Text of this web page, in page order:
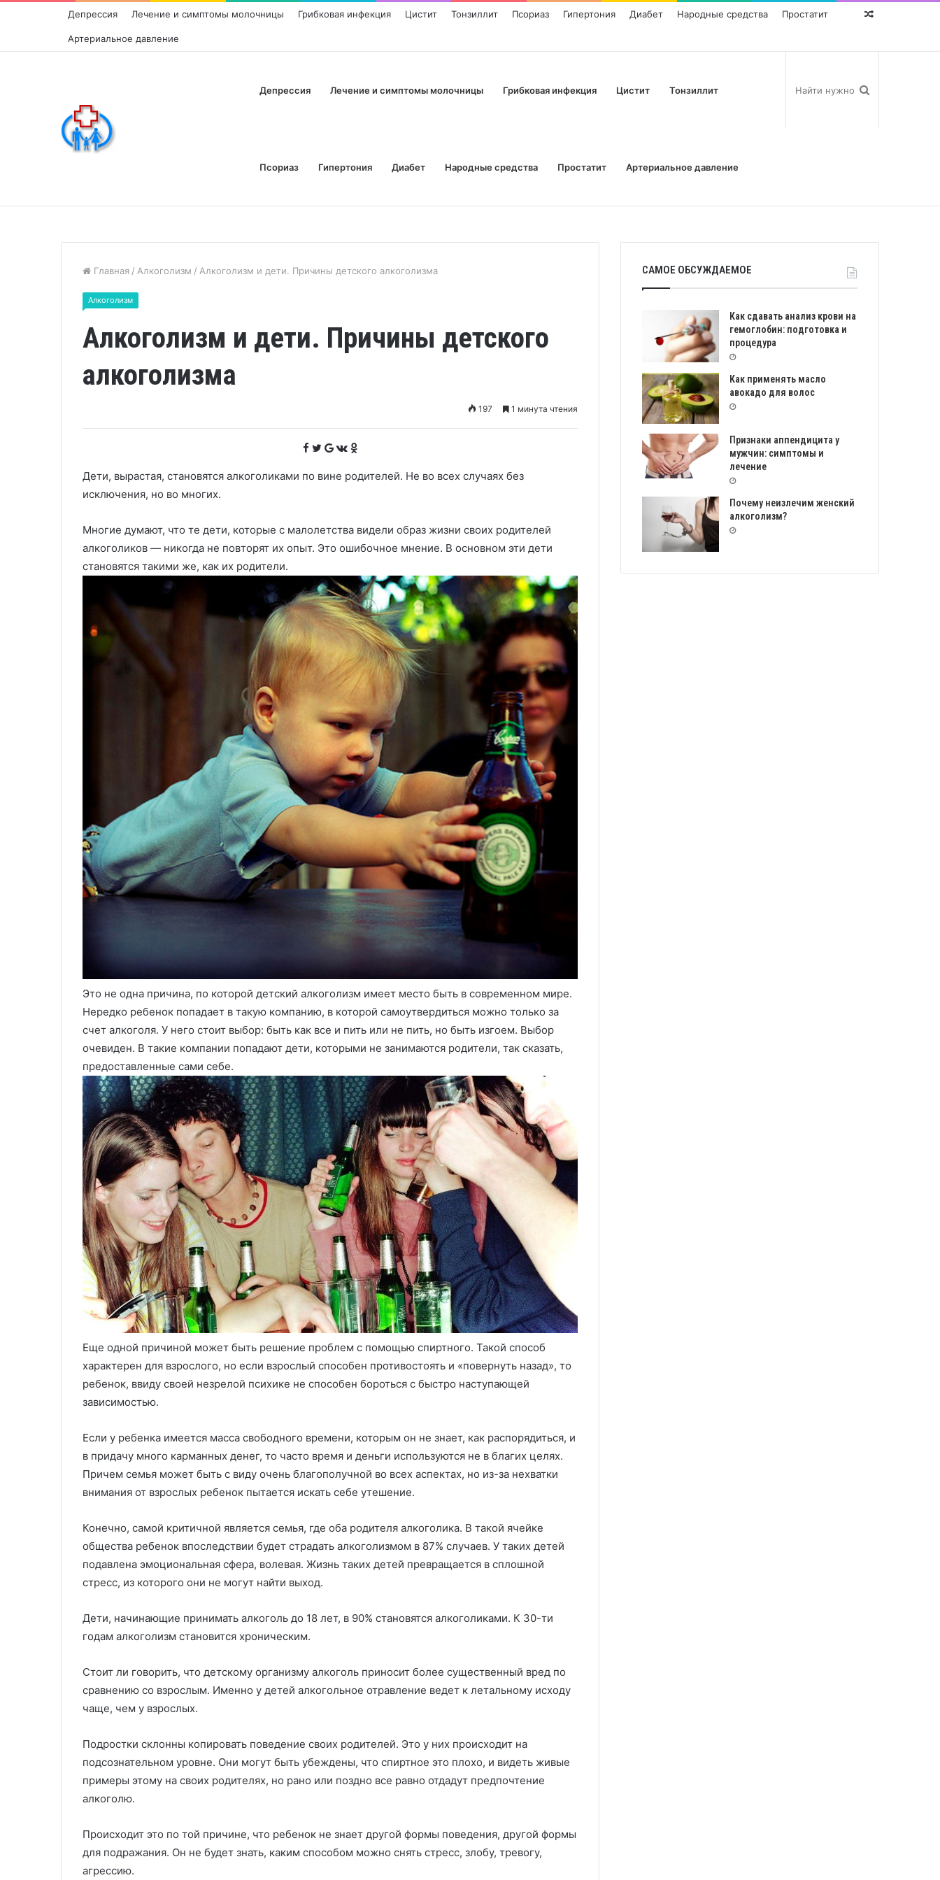
Депрессия Лечение и симптомы молочницы Грибковая инфекция Цистит Тонзиллит Псориаз Гипертония Диабет Народные средства Простатит
Артериальное давление
Random
Депрессия Лечение и симптомы молочницы Грибковая инфекция Цистит Тонзиллит
Псориаз Гипертония Диабет Народные средства Простатит Артериальное давление
Главная / Алкоголизм / Алкоголизм и дети. Причины детского алкоголизма
Алкоголизм
Алкоголизм и дети. Причины детского
алкоголизма
197 1 минута чтения
F
a
b
o
T
w
t
e
G
o
l
e
V
K
t
a
k
l
i
Дети, вырастая, становятся алкоголиками по вине родителей. Не во всех случаях без
исключения, но во многих.
Многие думают, что те дети, которые с малолетства видели образ жизни своих родителей
алкоголиков — никогда не повторят их опыт. Это ошибочное мнение. В основном эти дети
становятся такими же, как их родители.
Это не одна причина, по которой детский алкоголизм имеет место быть в современном мире.
Нередко ребенок попадает в такую компанию, в которой самоутвердиться можно только за
счет алкоголя. У него стоит выбор: быть как все и пить или не пить, но быть изгоем. Выбор
очевиден. В такие компании попадают дети, которыми не занимаются родители, так сказать,
предоставленные сами себе.
Еще одной причиной может быть решение проблем с помощью спиртного. Такой способ
характерен для взрослого, но если взрослый способен противостоять и «повернуть назад», то
ребенок, ввиду своей незрелой психике не способен бороться с быстро наступающей
зависимостью.
Если у ребенка имеется масса свободного времени, которым он не знает, как распорядиться, и
в придачу много карманных денег, то часто время и деньги используются не в благих целях.
Причем семья может быть с виду очень благополучной во всех аспектах, но из-за нехватки
внимания от взрослых ребенок пытается искать себе утешение.
Конечно, самой критичной является семья, где оба родителя алкоголика. В такой ячейке
общества ребенок впоследствии будет страдать алкоголизмом в 87% случаев. У таких детей
подавлена эмоциональная сфера, волевая. Жизнь таких детей превращается в сплошной
стресс, из которого они не могут найти выход.
Дети, начинающие принимать алкоголь до 18 лет, в 90% становятся алкоголиками. К 30-ти
годам алкоголизм становится хроническим.
Стоит ли говорить, что детскому организму алкоголь приносит более существенный вред по
сравнению со взрослым. Именно у детей алкогольное отравление ведет к летальному исходу
чаще, чем у взрослых.
Подростки склонны копировать поведение своих родителей. Это у них происходит на
подсознательном уровне. Они могут быть убеждены, что спиртное это плохо, и видеть живые
примеры этому на своих родителях, но рано или поздно все равно отдадут предпочтение
алкоголю.
Происходит это по той причине, что ребенок не знает другой формы поведения, другой формы
для подражания. Он не будет знать, каким способом можно снять стресс, злобу, тревогу,
агрессию.
САМОЕ ОБСУЖДАЕМОЕ
Как сдавать анализ крови на
гемоглобин: подготовка и
процедура
Как применять масло
авокадо для волос
Признаки аппендицита у
мужчин: симптомы и
лечение
Почему неизлечим женский
алкоголизм?